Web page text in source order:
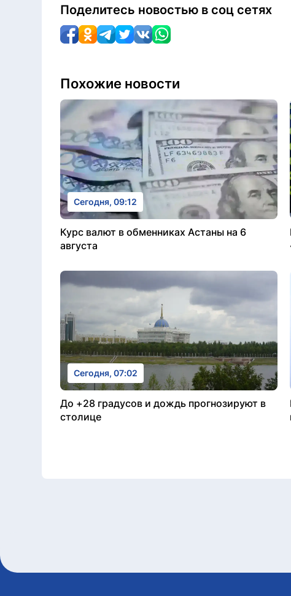
Поделитесь новостью в соц сетях
Похожие новости
Сегодня, 09:12
Курс валют в обменниках Астаны на 6
августа
Сегодня, 07:02
До +28 градусов и дождь прогнозируют в
столице